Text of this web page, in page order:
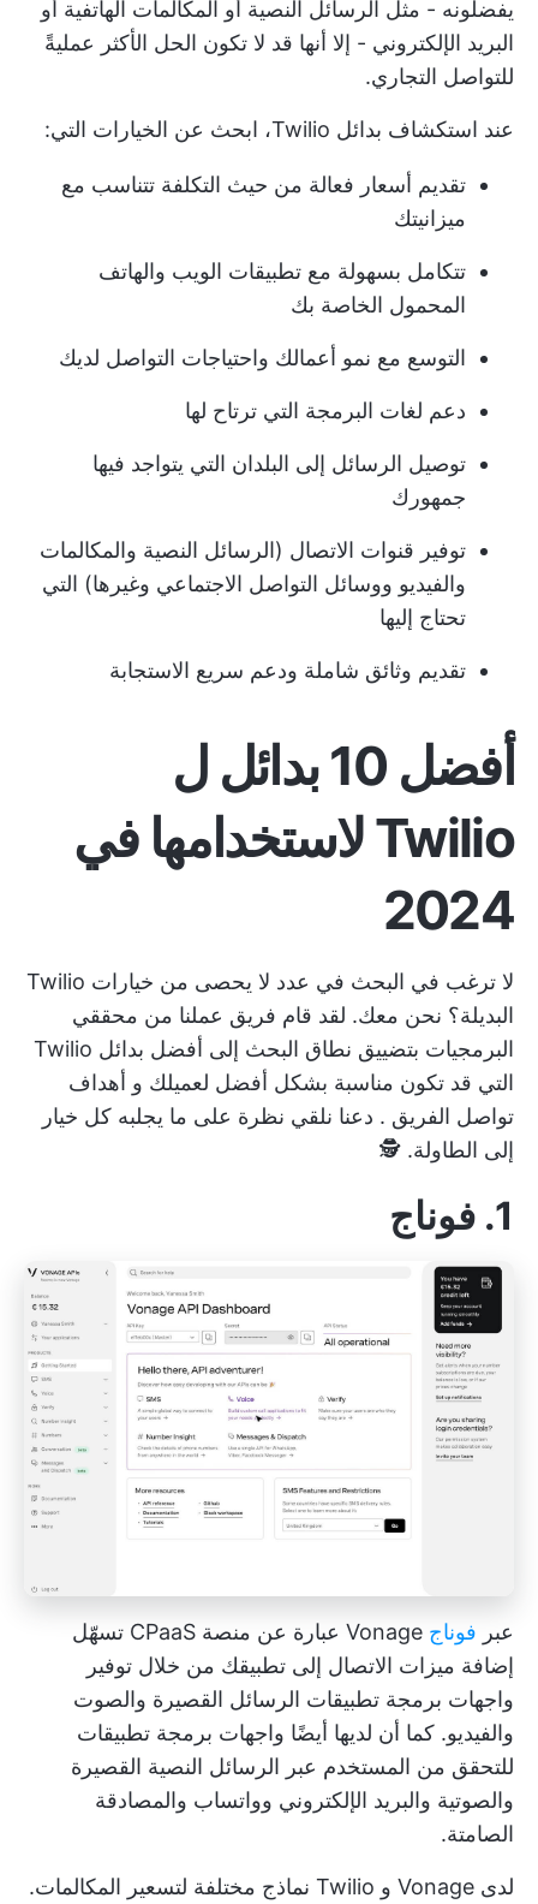
يفضلونه - مثل الرسائل النصية أو المكالمات الهاتفية أو
البريد الإلكتروني - إلا أنها قد لا تكون الحل الأكثر عمليةً
للتواصل التجاري.
عند استكشاف بدائل Twilio، ابحث عن الخيارات التي:
تقديم أسعار فعالة من حيث التكلفة تتناسب مع
ميزانيتك
تتكامل بسهولة مع تطبيقات الويب والهاتف
المحمول الخاصة بك
التوسع مع نمو أعمالك واحتياجات التواصل لديك
دعم لغات البرمجة التي ترتاح لها
توصيل الرسائل إلى البلدان التي يتواجد فيها
جمهورك
توفير قنوات الاتصال (الرسائل النصية والمكالمات
والفيديو ووسائل التواصل الاجتماعي وغيرها) التي
تحتاج إليها
تقديم وثائق شاملة ودعم سريع الاستجابة
أفضل 10 بدائل ل
Twilio لاستخدامها في
2024
لا ترغب في البحث في عدد لا يحصى من خيارات Twilio
البديلة؟ نحن معك. لقد قام فريق عملنا من محققي
البرمجيات بتضييق نطاق البحث إلى أفضل بدائل Twilio
التي قد تكون مناسبة بشكل أفضل لعميلك و أهداف
تواصل الفريق . دعنا نلقي نظرة على ما يجلبه كل خيار
إلى الطاولة. 🕵️
1. فوناج
عبر فوناج
Vonage عبارة عن منصة CPaaS تسهّل
إضافة ميزات الاتصال إلى تطبيقك من خلال توفير
واجهات برمجة تطبيقات الرسائل القصيرة والصوت
والفيديو. كما أن لديها أيضًا واجهات برمجة تطبيقات
للتحقق من المستخدم عبر الرسائل النصية القصيرة
والصوتية والبريد الإلكتروني وواتساب والمصادقة
الصامتة.
لدى Vonage و Twilio نماذج مختلفة لتسعير المكالمات.